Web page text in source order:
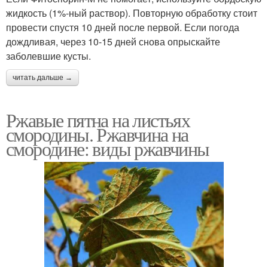
жидкость (1%-ный раствор). Повторную обработку стоит
провести спустя 10 дней после первой. Если погода
дождливая, через 10-15 дней снова опрыскайте
заболевшие кусты.
читать дальше →
Ржавые пятна на листьях
смородины. Ржавчина на
смородине: виды ржавчины